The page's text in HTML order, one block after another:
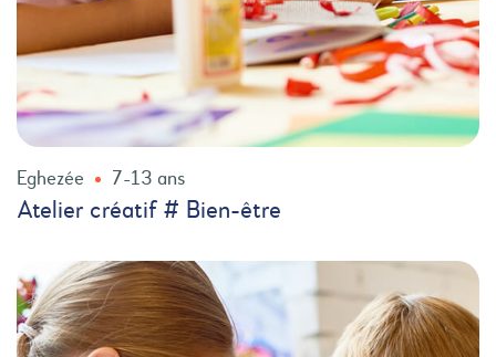
Eghezée 7-13 ans
Atelier créatif # Bien-être